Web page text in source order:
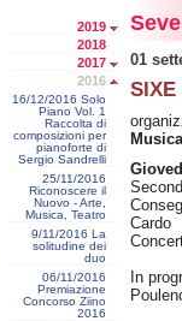
2019
2018
2017
2016
16/12/2016 Solo
Piano Vol. 1
Raccolta di
composizioni per
pianoforte di
Sergio Sandrelli
25/11/2016
Riconoscere il
Nuovo - Arte,
Musica, Teatro
9/11/2016 La
solitudine dei
duo
06/11/2016
Premiazione
Concorso Ziino
2016
01
Cardo
In